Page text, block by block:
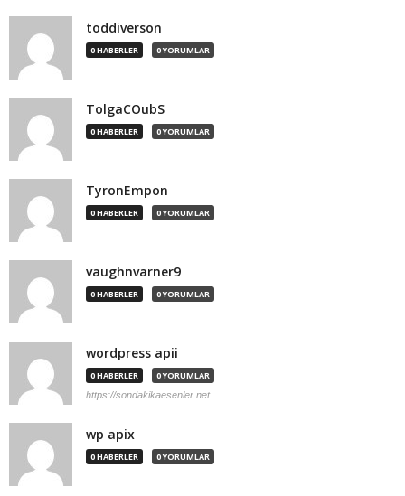
toddiverson
0 HABERLER 0 YORUMLAR
TolgaCOubS
0 HABERLER 0 YORUMLAR
TyronEmpon
0 HABERLER 0 YORUMLAR
vaughnvarner9
0 HABERLER 0 YORUMLAR
wordpress apii
0 HABERLER 0 YORUMLAR
https://sondakikaesenler.net
wp apix
0 HABERLER 0 YORUMLAR